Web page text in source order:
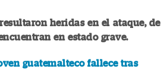
heridas en el ataque, de
en estado grave.
guatemalteco fallece tras